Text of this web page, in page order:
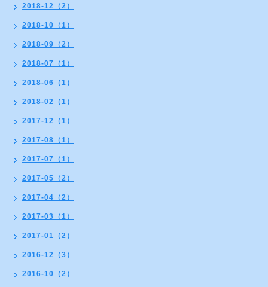
2018-12（2）
2018-10（1）
2018-09（2）
2018-07（1）
2018-06（1）
2018-02（1）
2017-12（1）
2017-08（1）
2017-07（1）
2017-05（2）
2017-04（2）
2017-03（1）
2017-01（2）
2016-12（3）
2016-10（2）